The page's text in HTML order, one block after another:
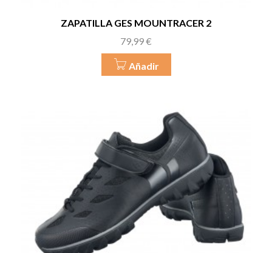
ZAPATILLA GES MOUNTRACER 2
Precio
79,99 €
Añadir